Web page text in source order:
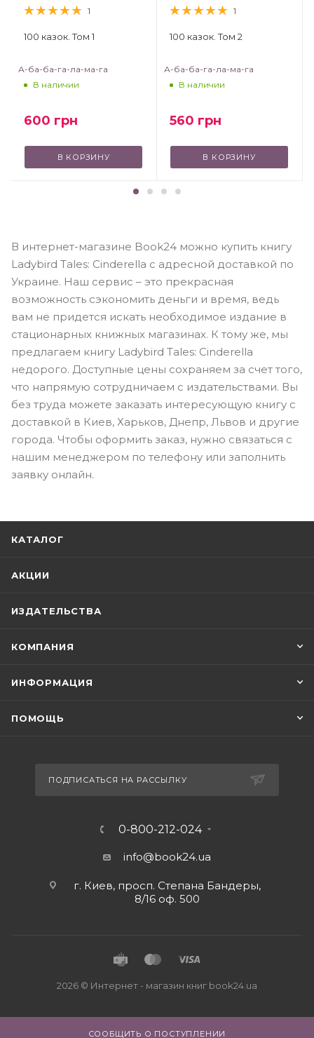
СООБЩИТЬ О ПОСТУПЛЕНИИ
1
100 казок. Том 1
А-ба-ба-га-ла-ма-га
В наличии
600 грн
В КОРЗИНУ
1
100 казок. Том 2
А-ба-ба-га-ла-ма-га
В наличии
560 грн
В КОРЗИНУ
В интернет-магазине Book24 можно купить книгу
Ladybird Tales: Cinderella с адресной доставкой по
Украине. Наш сервис – это прекрасная
возможность сэкономить деньги и время, ведь
вам не придется искать необходимое издание в
стационарных книжных магазинах. К тому же, мы
предлагаем книгу Ladybird Tales: Cinderella
недорого. Доступные цены сохраняем за счет того,
что напрямую сотрудничаем с издательствами. Вы
без труда можете заказать интересующую книгу с
доставкой в Киев, Харьков, Днепр, Львов и другие
города. Чтобы оформить заказ, нужно связаться с
нашим менеджером по телефону или заполнить
заявку онлайн.
КАТАЛОГ
АКЦИИ
ИЗДАТЕЛЬСТВА
КОМПАНИЯ
ИНФОРМАЦИЯ
ПОМОЩЬ
ПОДПИСАТЬСЯ НА РАССЫЛКУ
0-800-212-024
info@book24.ua
г. Киев, просп. Степана Бандеры,
8/16 оф. 500
2026 © Интернет - магазин книг book24.ua